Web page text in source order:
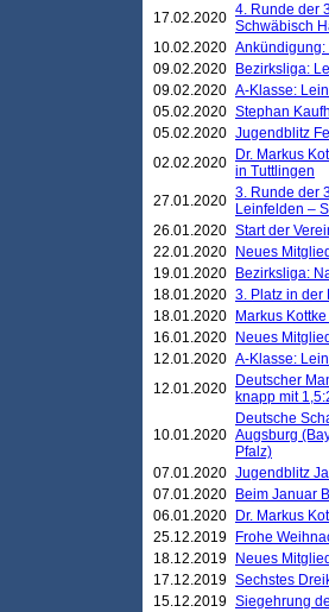
17.02.2020 4. Runde der
Schwäbisch
10.02.2020 Ankündigung:
09.02.2020
Bezirksliga:
09.02.2020 A-Klasse:
05.02.2020 Stephan
05.02.2020 Jugendblitz
02.02.2020
Dr. Markus
in Tuttlingen
27.01.2020 3. Runde der
Leinfelden –
26.01.2020 Start der
22.01.2020
Neues
19.01.2020
Bezirksliga:
18.01.2020 3. Platz in der
18.01.2020
Markus
16.01.2020
Neues
12.01.2020 A-Klasse:
12.01.2020
Deutscher
knapp mit
10.01.2020
Deutsche
Augsburg
Pfalz)
07.01.2020 Jugendblitz
07.01.2020
Beim Januar
06.01.2020
Dr. Markus
25.12.2019
Frohe
18.12.2019
Neues
17.12.2019 Sechstes
15.12.2019 Siegehrung